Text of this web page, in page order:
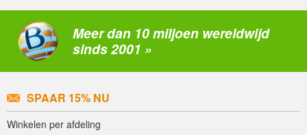
Meer dan 10 miljoen wereldwijd
sinds 2001 »
SPAAR 15% NU
Winkelen per afdeling